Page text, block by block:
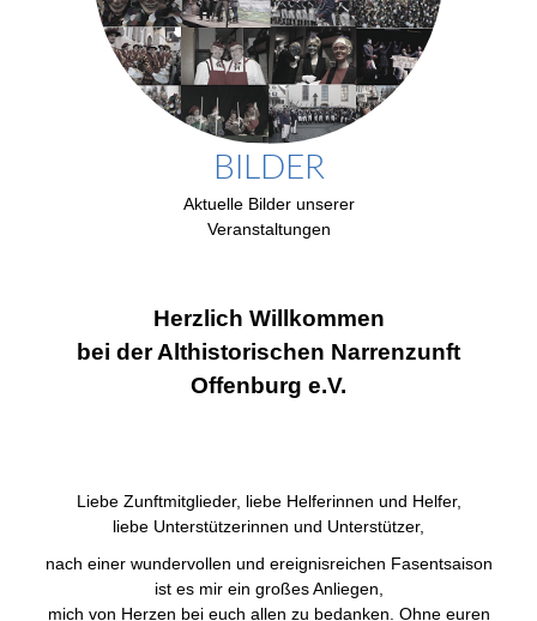
BILDER
Aktuelle Bilder unserer
Veranstaltungen
Herzlich Willkommen
bei der Althistorischen Narrenzunft
Offenburg e.V.
Liebe Zunftmitglieder, liebe Helferinnen und Helfer,
liebe Unterstützerinnen und Unterstützer,
nach einer wundervollen und ereignisreichen Fasentsaison
ist es mir ein großes Anliegen,
mich von Herzen bei euch allen zu bedanken. Ohne euren